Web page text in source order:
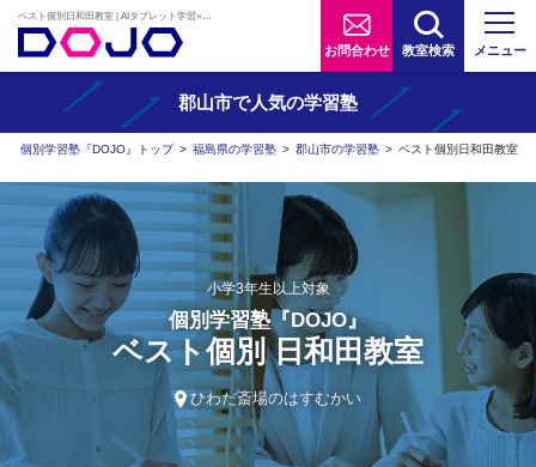
お問合わせ 教室検索 メニュー
郡山市で人気の学習塾
個別学習塾『DOJO』トップ > 福島県の学習塾 > 郡山市の学習塾 > ベスト個別日和田教室
小学3年生以上対象
個別学習塾『DOJO』
ベスト個別 日和田教室
ひわだ斎場のはすむかい